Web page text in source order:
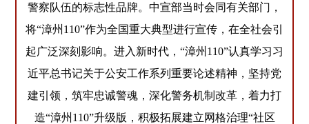
警察队伍的标志性品牌。中宣部当时会同有关部门，
将“漳州110”作为全国重大典型进行宣传，在全社会引
起广泛深刻影响。进入新时代，“漳州110”认真学习习
近平总书记关于公安工作系列重要论述精神，坚持党
建引领，筑牢忠诚警魂，深化警务机制改革，着力打
造“漳州110”升级版，积极拓展建立网格治理“社区